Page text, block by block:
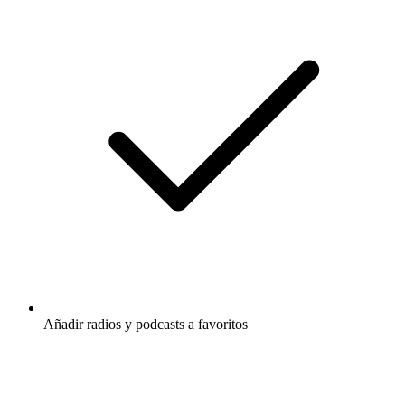
Añadir radios y podcasts a favoritos